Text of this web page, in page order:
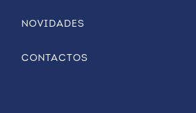
NOVIDADES
CONTACTOS